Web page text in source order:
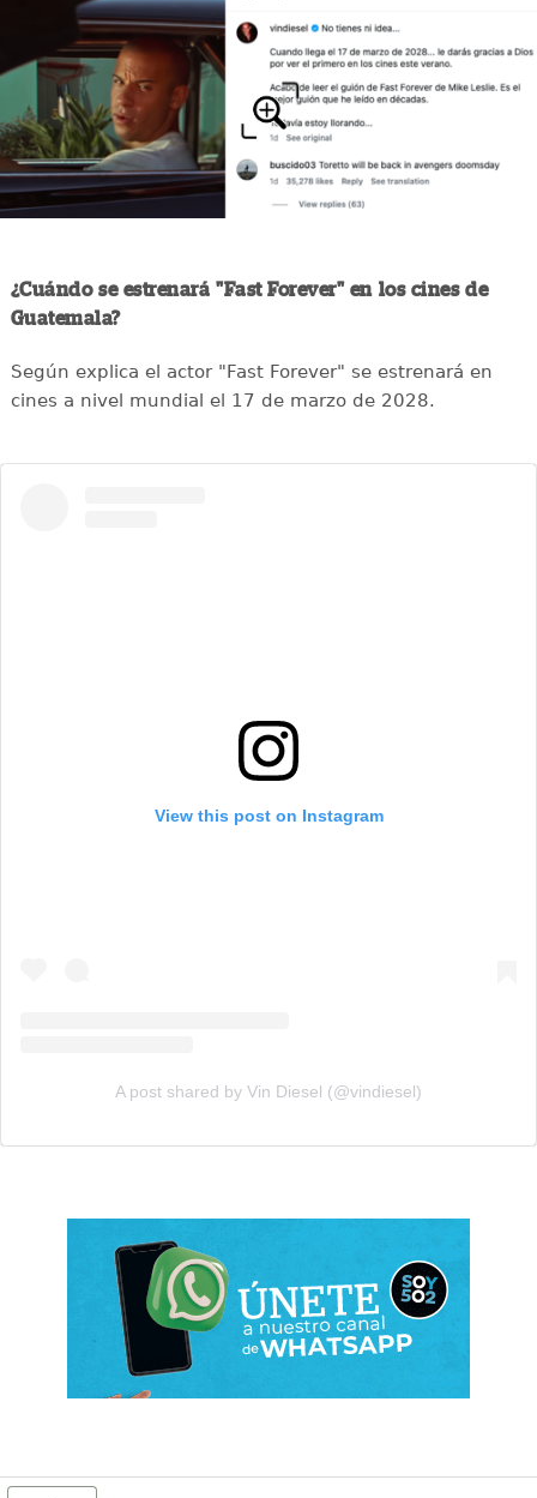
¿Cuándo se estrenará "Fast Forever" en los cines de
Guatemala?
Según explica el actor "Fast Forever" se estrenará en
cines a nivel mundial el 17 de marzo de 2028.
View this post on Instagram
A post shared by Vin Diesel (@vindiesel)